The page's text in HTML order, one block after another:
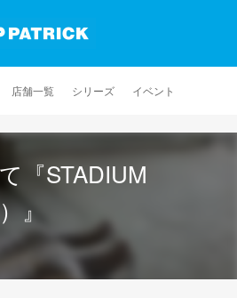
店舗一覧 シリーズ イベント
『STADIUM
』